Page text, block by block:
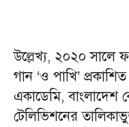
উল্লেখ্য, ২০২০ সালে
গান ‘ও পাখি’
একাডেমি, বাংলাদেশ
টেলিভিশনের